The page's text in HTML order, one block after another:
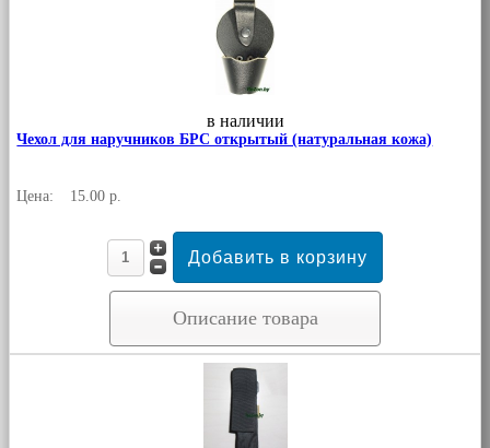
в наличии
Чехол для наручников БРС открытый (натуральная кожа)
Цена: 15.00 р.
Описание товара